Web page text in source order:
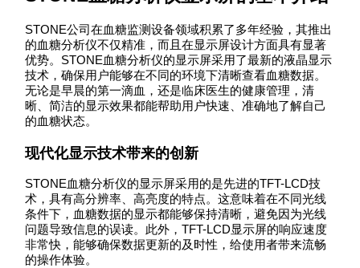
STONE公司在血糖监测设备领域积累了多年经验，其推出
的血糖分析仪不仅精准，而且在显示屏设计方面具有显著
优势。STONE血糖分析仪的显示屏采用了最新的液晶显示
技术，确保用户能够在不同的环境下清晰查看血糖数据。
无论是早晨的第一滴血，还是临床医生的健康管理，清
晰、简洁的显示效果都能帮助用户快速、准确地了解自己
的血糖状态。
现代化显示技术带来的创新
STONE血糖分析仪的显示屏采用的是先进的TFT-LCD技
术，具有高分辨率、高亮度的特点。这意味着在不同光线
条件下，血糖数据的显示都能够保持清晰，避免因为光线
问题导致信息的误读。此外，TFT-LCD显示屏的响应速度
非常快，能够确保数据更新的及时性，给使用者带来流畅
的操作体验。